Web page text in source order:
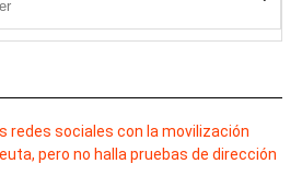
redes sociales con la movilización
pero no halla pruebas de dirección